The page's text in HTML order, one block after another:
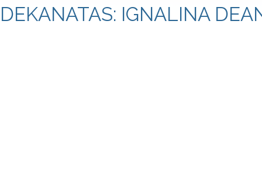
DEKANATAS: IGNALINA